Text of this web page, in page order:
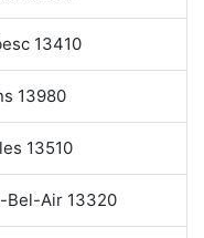
13410
13980
13510
Bel-Air 13320